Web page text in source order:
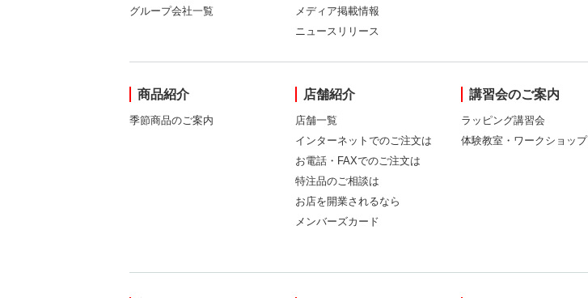
グループ会社一覧
メディア掲載情報
ニュースリリース
商品紹介
季節商品のご案内
店舗紹介
店舗一覧
インターネットでのご注文は
お電話・FAXでのご注文は
特注品のご相談は
お店を開業されるなら
メンバーズカード
講習会のご案内
ラッピング講習会
体験教室・ワークショップ